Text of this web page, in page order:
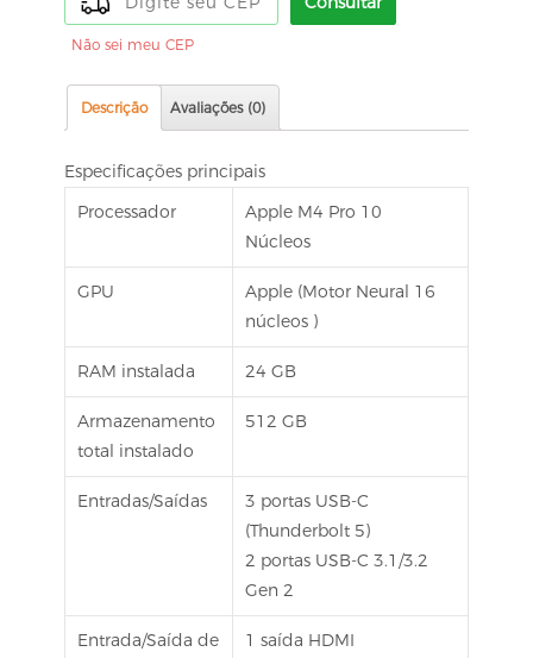
Não sei meu CEP
Descrição Avaliações (0)
Especificações principais
Processador
Apple M4 Pro 10
Núcleos
GPU
Apple (Motor Neural 16
núcleos )
RAM instalada 24 GB
Armazenamento
total instalado
512 GB
Entradas/Saídas
3 portas USB-C
(Thunderbolt 5)
2 portas USB-C 3.1/3.2
Gen 2
Entrada/Saída de
1 saída HDMI